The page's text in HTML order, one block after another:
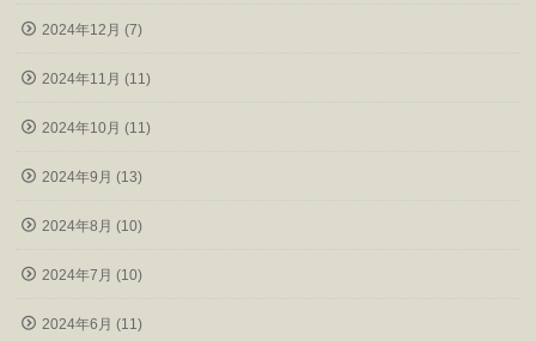
2024年12月 (7)
2024年11月 (11)
2024年10月 (11)
2024年9月 (13)
2024年8月 (10)
2024年7月 (10)
2024年6月 (11)